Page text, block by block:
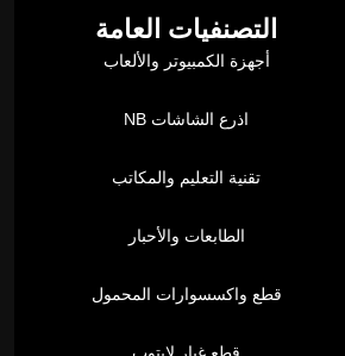
التصنفيات العامة
أجهزة الكمبيوتر والألعاب
اذرع الشاشات NB
تقنية التعليم والمكاتب
الطابعات والأحبار
قطع واكسسوارات المحمول